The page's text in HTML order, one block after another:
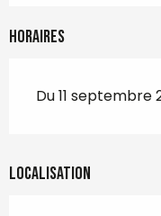
Horaires
Du 11 septembre
Localisation